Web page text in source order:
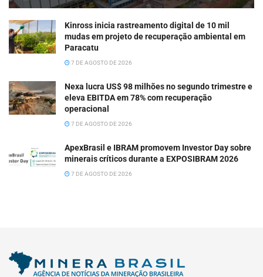
Kinross inicia rastreamento digital de 10 mil
mudas em projeto de recuperação ambiental em
Paracatu
7 DE AGOSTO DE 2026
Nexa lucra US$ 98 milhões no segundo trimestre e
eleva EBITDA em 78% com recuperação
operacional
7 DE AGOSTO DE 2026
ApexBrasil e IBRAM promovem Investor Day sobre
minerais críticos durante a EXPOSIBRAM 2026
7 DE AGOSTO DE 2026